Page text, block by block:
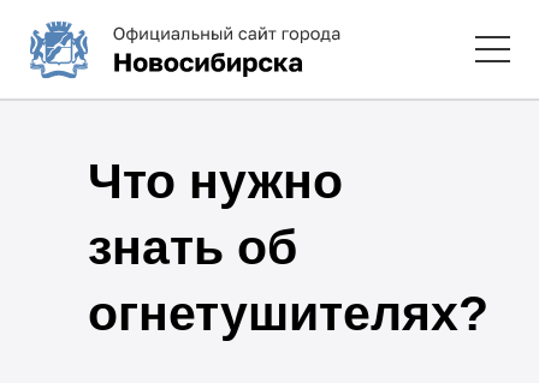
Что нужно
знать об
огнетушителях?